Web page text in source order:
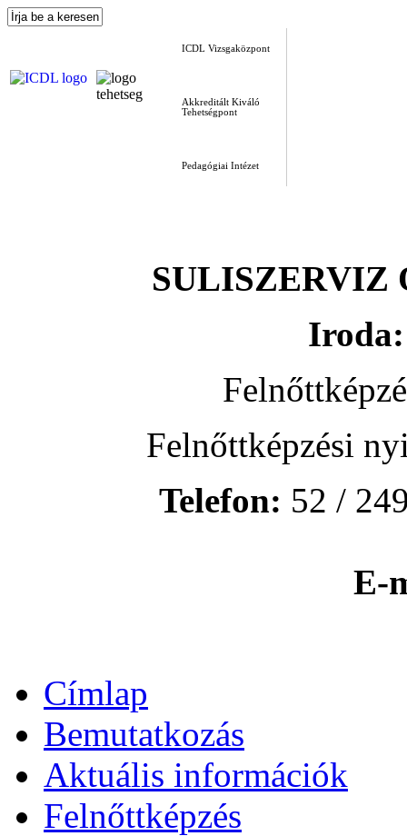
ICDL Vizsgaközpont
Akkreditált Kiváló
Tehetségpont
Pedagógiai Intézet
SULISZERVIZ
Iroda:
Felnőttképzési
Telefon: 52 /
E-
Címlap
Bemutatkozás
Aktuális információk
Felnőttképzés